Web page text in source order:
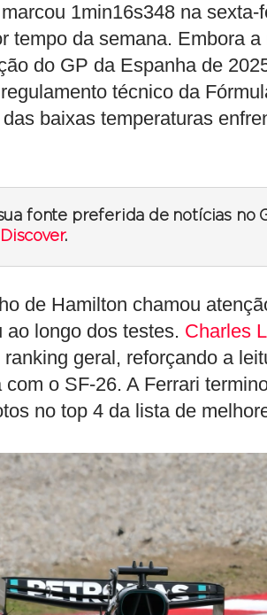
1min16s348 na
tempo da semana. Embora
do GP da Espanha de
técnico da
baixas temperaturas
fonte preferida de notícias no
.
de Hamilton chamou
ao longo dos testes. Charles
geral, reforçando a
o SF-26. A Ferrari
no top 4 da lista de